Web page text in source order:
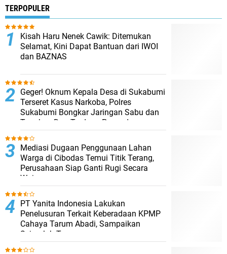
TERPOPULER
Kisah Haru Nenek Cawik: Ditemukan
Selamat, Kini Dapat Bantuan dari IWOI
dan BAZNAS
Geger! Oknum Kepala Desa di Sukabumi
Terseret Kasus Narkoba, Polres
Sukabumi Bongkar Jaringan Sabu dan
Tangkap Dua Terduga Pengedar
Mediasi Dugaan Penggunaan Lahan
Warga di Cibodas Temui Titik Terang,
Perusahaan Siap Ganti Rugi Secara
Wajar
PT Yanita Indonesia Lakukan
Penelusuran Terkait Keberadaan KPMP
Cahaya Tarum Abadi, Sampaikan
Sejumlah Temuan